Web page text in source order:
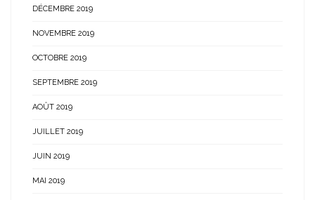
DÉCEMBRE 2019
NOVEMBRE 2019
OCTOBRE 2019
SEPTEMBRE 2019
AOÛT 2019
JUILLET 2019
JUIN 2019
MAI 2019